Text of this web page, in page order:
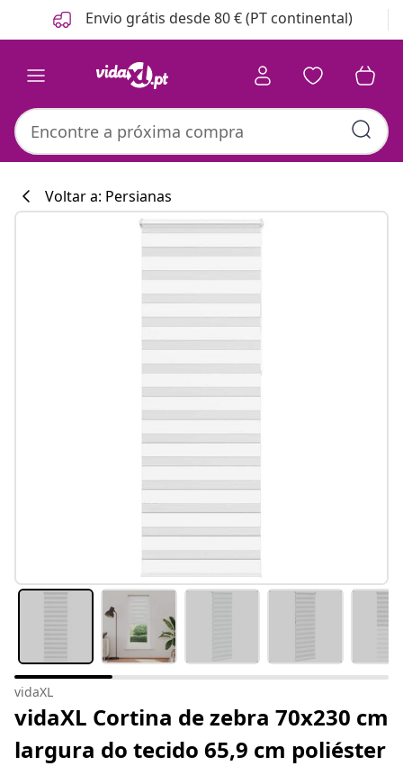
Anterior
Seguinte Envio grátis desde 80 € (PT continental)
Voltar a: Persianas
vidaXL
vidaXL Cortina de zebra 70x230 cm
largura do tecido 65,9 cm poliéster